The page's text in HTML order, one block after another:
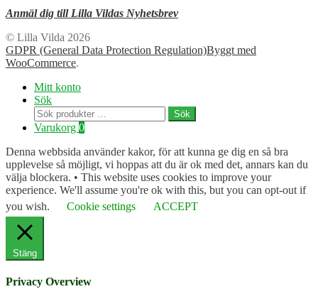
Anmäl dig till Lilla Vildas Nyhetsbrev
© Lilla Vilda 2026
GDPR (General Data Protection Regulation)Byggt med
WooCommerce.
Mitt konto
Sök
Sök
efter:
Sök
Varukorg 0
Denna webbsida använder kakor, för att kunna ge dig en så bra
upplevelse så möjligt, vi hoppas att du är ok med det, annars kan du
välja blockera. • This website uses cookies to improve your
experience. We'll assume you're ok with this, but you can opt-out if
you wish.
Cookie settings ACCEPT
Stäng
Privacy Overview